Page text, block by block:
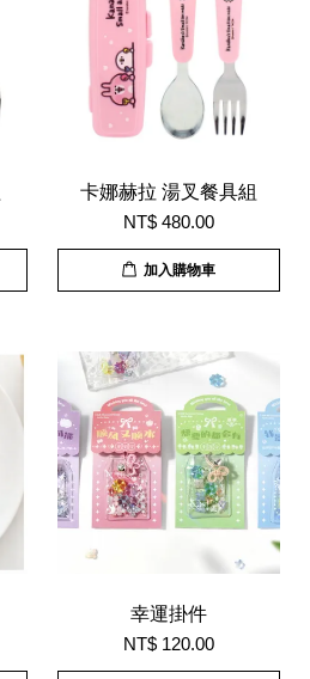
卡娜赫拉 湯叉餐具組
NT$ 480.00
加入購物車
幸運掛件
NT$ 120.00